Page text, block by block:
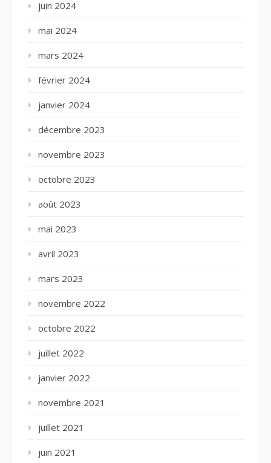
juin 2024
mai 2024
mars 2024
février 2024
janvier 2024
décembre 2023
novembre 2023
octobre 2023
août 2023
mai 2023
avril 2023
mars 2023
novembre 2022
octobre 2022
juillet 2022
janvier 2022
novembre 2021
juillet 2021
juin 2021